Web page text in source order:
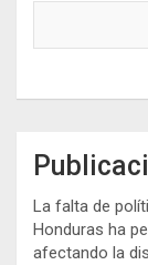
La falta de
Honduras ha
afectando la